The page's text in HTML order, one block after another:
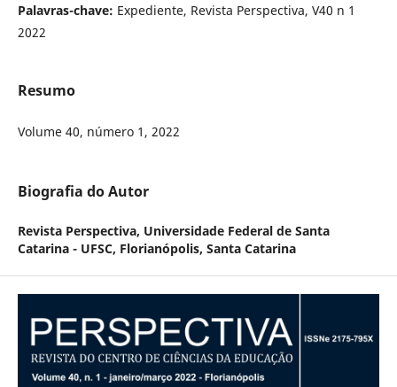
Palavras-chave: Expediente, Revista Perspectiva, V40 n 1
2022
Resumo
Volume 40, número 1, 2022
Biografia do Autor
Revista Perspectiva, Universidade Federal de Santa
Catarina - UFSC, Florianópolis, Santa Catarina